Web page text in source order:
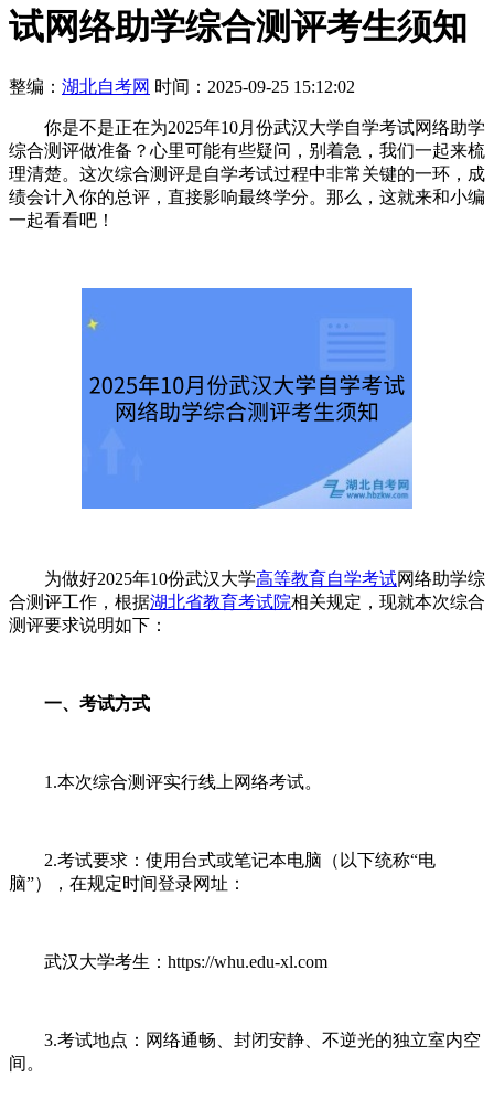
试网络助学综合测评考生须知
整编： 湖北自考网 时间：2025-09-25 15:12:02
你是不是正在为2025年10月份武汉大学自学考试网络助学
综合测评做准备？心里可能有些疑问，别着急，我们一起来梳
理清楚。这次综合测评是自学考试过程中非常关键的一环，成
绩会计入你的总评，直接影响最终学分。那么，这就来和小编
一起看看吧！
为做好2025年10份武汉大学高等教育自学考试网络助学综
合测评工作，根据湖北省教育考试院相关规定，现就本次综合
测评要求说明如下：
一、考试方式
1.本次综合测评实行线上网络考试。
2.考试要求：使用台式或笔记本电脑（以下统称“电
脑”），在规定时间登录网址：
武汉大学考生：https://whu.edu-xl.com
3.考试地点：网络通畅、封闭安静、不逆光的独立室内空
间。